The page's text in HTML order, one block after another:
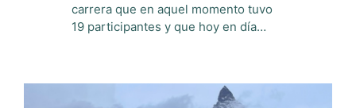
carrera que en aquel momento tuvo
19 participantes y que hoy en día…